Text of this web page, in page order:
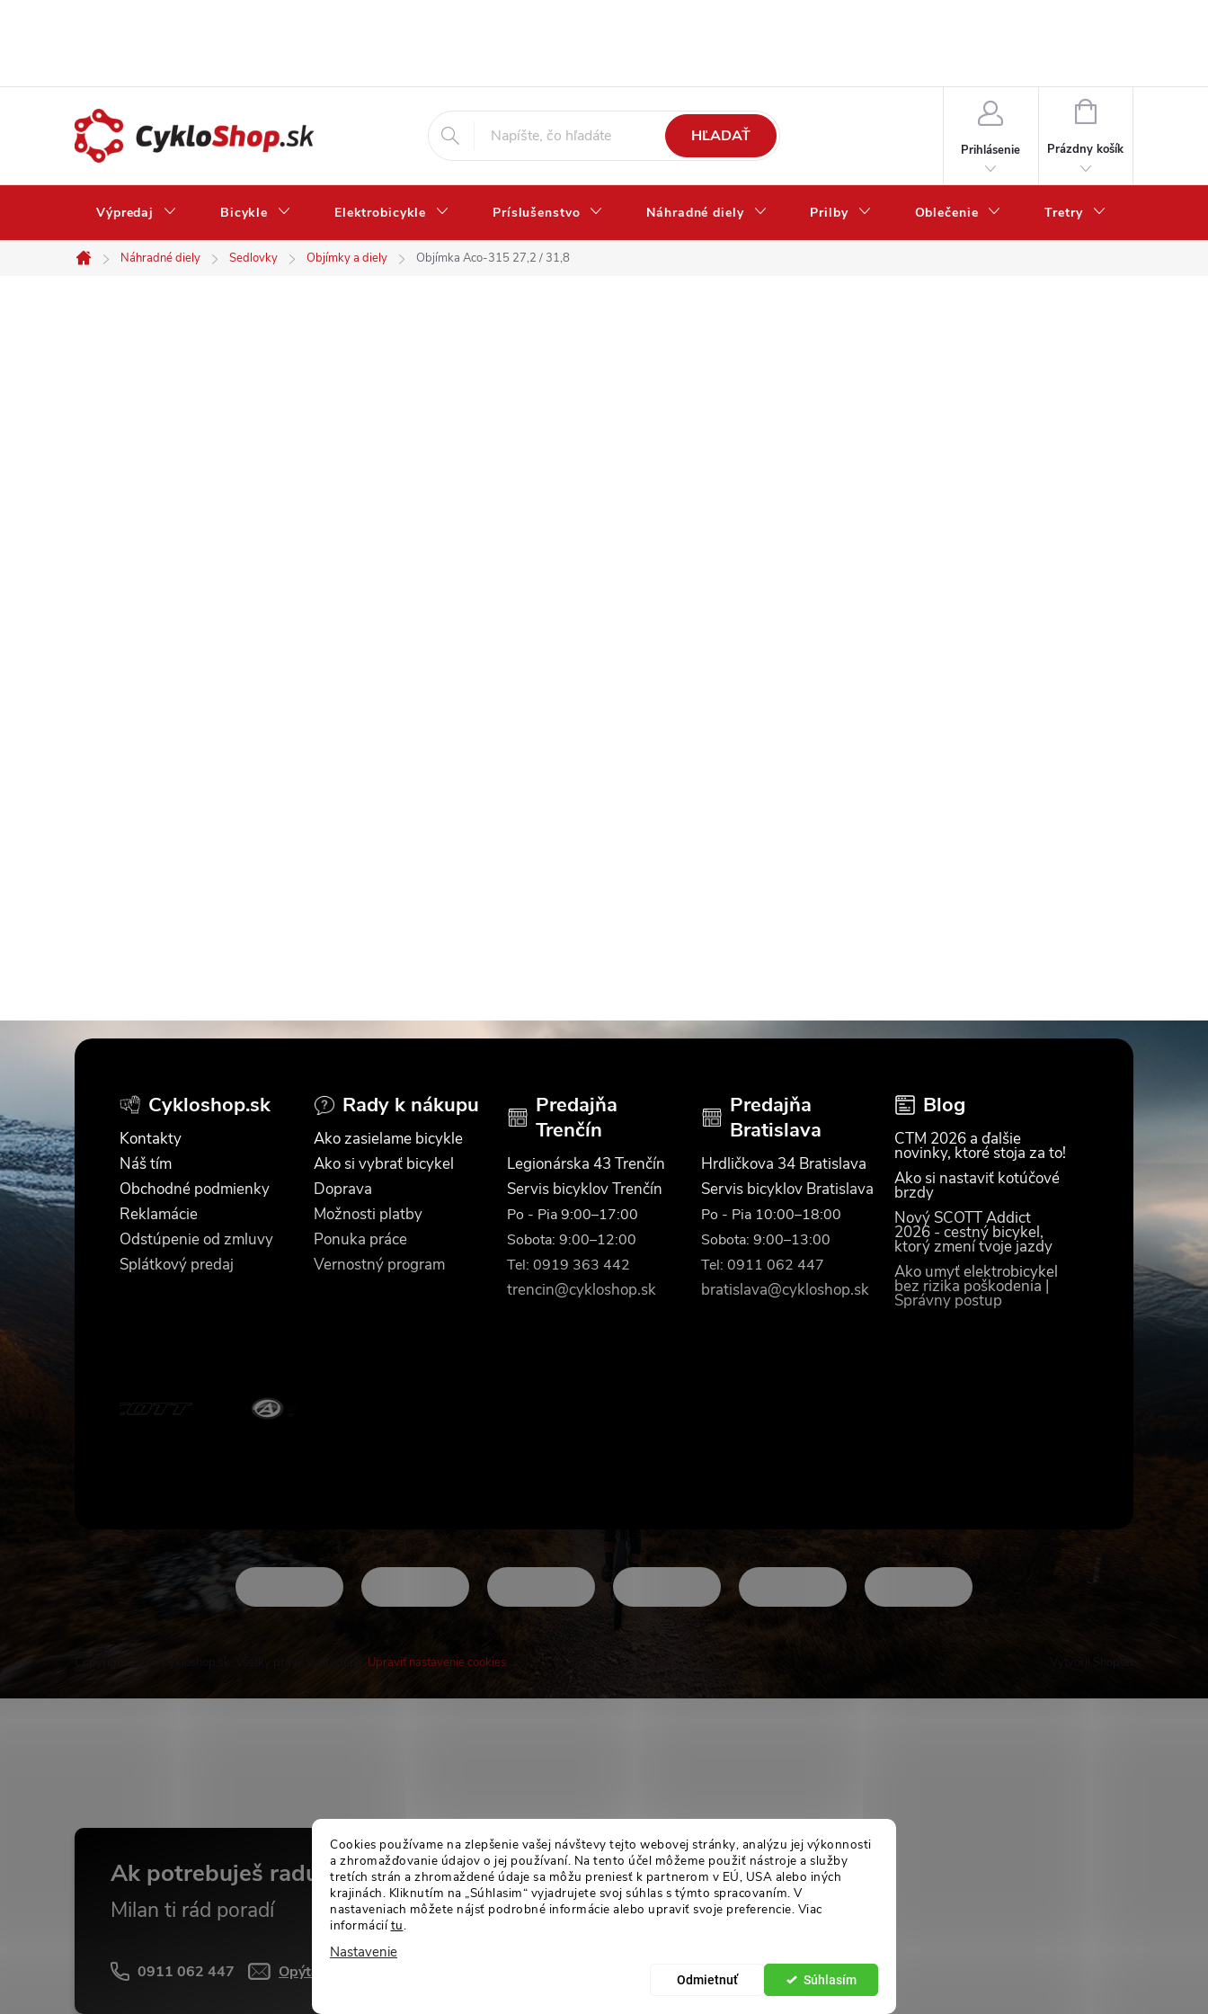
Cookies používame na zlepšenie vašej návštevy tejto webovej stránky, analýzu jej výkonnosti
a zhromažďovanie údajov o jej používaní. Na tento účel môžeme použiť nástroje a služby
tretích strán a zhromaždené údaje sa môžu preniesť k partnerom v EÚ, USA alebo iných
krajinách. Kliknutím na „Súhlasim“ vyjadrujete svoj súhlas s týmto spracovaním. V
nastaveniach môžete nájsť podrobné informácie alebo upraviť svoje preferencie. Viac
informáciítu.
Nastavenie
Odmietnuť Súhlasím
HĽADAŤ
Prihlásenie
NÁKUPNÝ
Prázdny košík
Výpredaj Bicykle Elektrobicykle Príslušenstvo Náhradné diely Prilby Oblečenie Tretry
Domov
Náhradné diely Sedlovky Objímky a diely Objímka Aco-315 27,2 / 31,8
p
ä
Cykloshop.sk
Kontakty
Náš tím
Obchodné podmienky
Reklamácie
Odstúpenie od zmluvy
Splátkový predaj
Rady k nákupu
Ako zasielame bicykle
Ako si vybrať bicykel
Doprava
Možnosti platby
Ponuka práce
Vernostný program
Predajňa
Trenčín
Legionárska 43 Trenčín
Servis bicyklov Trenčín
Po - Pia 9:00–17:00
Sobota: 9:00–12:00
Tel: 0919 363 442
trencin@cykloshop.sk
Predajňa
Bratislava
Hrdličkova 34 Bratislava
Servis bicyklov Bratislava
Po - Pia 10:00–18:00
Sobota: 9:00–13:00
Tel: 0911 062 447
bratislava@cykloshop.sk
Blog
CTM 2026 a ďalšie
novinky, ktoré stoja za to!
Ako si nastaviť kotúčové
brzdy
Nový SCOTT Addict
2026 - cestný bicykel,
ktorý zmení tvoje jazdy
Ako umyť elektrobicykel
bez rizika poškodenia |
Správny postup
Upraviť nastavenie cookies
Ak potrebuješ radu...
Milan ti rád poradí
0911 062 447 Opýtať sa